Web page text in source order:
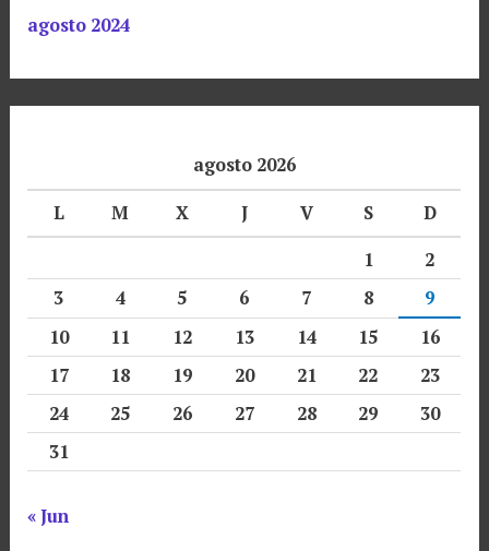
agosto 2024
agosto 2026
L
M X J V S
D
1
2
3
4 5 6 7 8
9
10
11 12 13 14 15
16
17
18 19 20 21 22
23
24
25 26 27 28 29
30
31
« Jun